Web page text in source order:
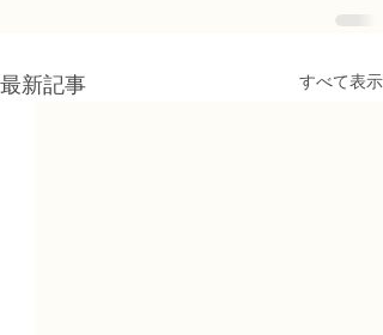
最新記事 すべて表示